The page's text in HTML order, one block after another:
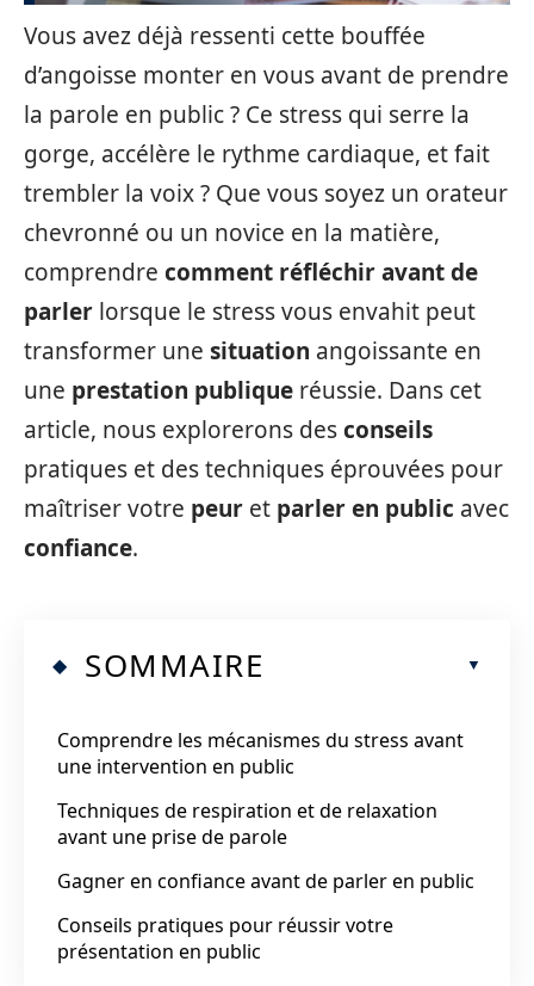
Vous avez déjà ressenti cette bouffée
d’angoisse monter en vous avant de prendre
la parole en public ? Ce stress qui serre la
gorge, accélère le rythme cardiaque, et fait
trembler la voix ? Que vous soyez un orateur
chevronné ou un novice en la matière,
comprendre comment réfléchir avant de
parler lorsque le stress vous envahit peut
transformer une situation angoissante en
une prestation publique réussie. Dans cet
article, nous explorerons desconseils
pratiques et des techniques éprouvées pour
maîtriser votre peur et parler en public avec
confiance.
SOMMAIRE
Comprendre les mécanismes du stress avant
une intervention en public
Techniques de respiration et de relaxation
avant une prise de parole
Gagner en confiance avant de parler en public
Conseils pratiques pour réussir votre
présentation en public